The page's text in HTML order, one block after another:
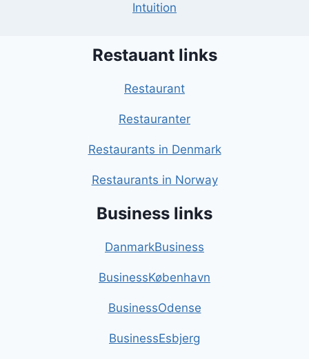
Intuition
Restauant links
Restaurant
Restauranter
Restaurants in Denmark
Restaurants in Norway
Business links
DanmarkBusiness
BusinessKøbenhavn
BusinessOdense
BusinessEsbjerg